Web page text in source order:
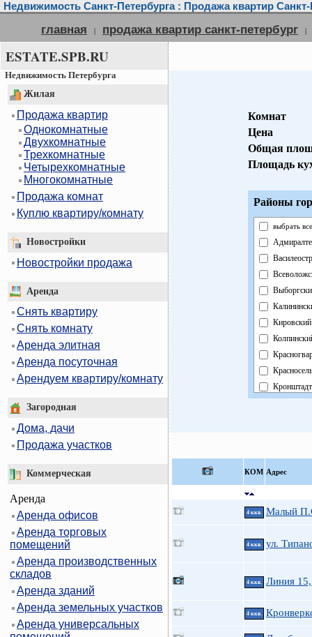
Недвижимость Санкт-Петербурга : Продажа квартир Санкт-
главная | продажа квартир санкт-петербург |
ESTATE.SPB.RU
Недвижимость Петербурга
Жилая
Продажа квартир
Однокомнатные
Двухкомнатные
Трехкомнатные
Четырехкомнатные
Многокомнатные
Продажа комнат
Куплю квартиру/комнату
Новостройки
Новостройки продажа
Аренда
Снять квартиру
Снять комнату
Аренда элитная
Аренда посуточная
Арендуем квартиру/комнату
Загородная
Дома, дачи
Продажа участков
Коммерческая
Аренда
Аренда офисов
Аренда торговых
помещений
Аренда производственных
складов
Аренда зданий
Аренда земельных участков
Аренда универсальных
Комнат
Цена
Общая
Площадь
Районы
выбрать все
Кировский
КOМ Адрес
4 ккв. Малый
4 ккв. ул.
4 ккв. Линия
4 ккв.